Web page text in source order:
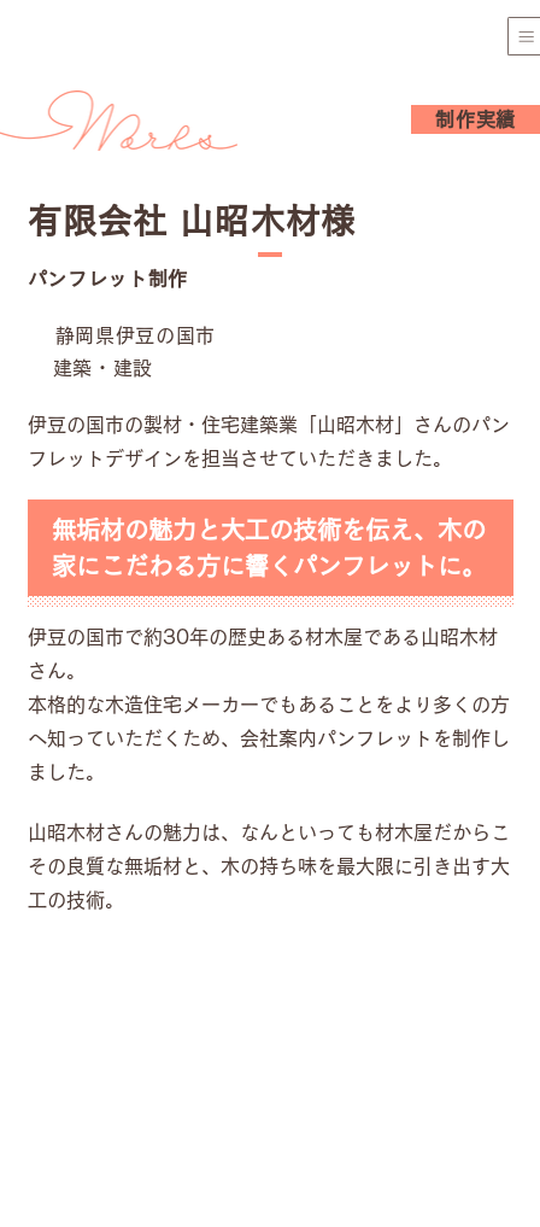
制作実績
有限会社 山昭木材様
パンフレット制作
静岡県伊豆の国市
建築・建設
伊豆の国市の製材・住宅建築業「山昭木材」さんのパン
フレットデザインを担当させていただきました。
無垢材の魅力と大工の技術を伝え、木の
家にこだわる方に響くパンフレットに。
伊豆の国市で約30年の歴史ある材木屋である山昭木材
さん。
本格的な木造住宅メーカーでもあることをより多くの方
へ知っていただくため、会社案内パンフレットを制作し
ました。
山昭木材さんの魅力は、なんといっても材木屋だからこ
その良質な無垢材と、木の持ち味を最大限に引き出す大
工の技術。